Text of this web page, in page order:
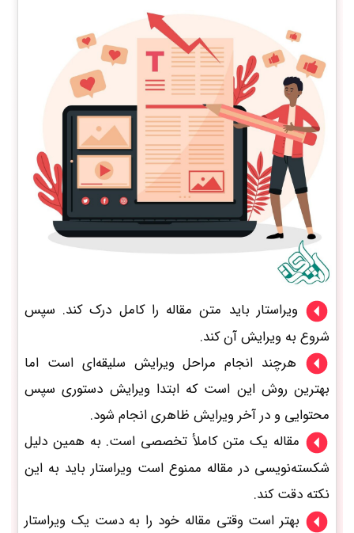
ویراستار باید متن مقاله را کامل درک کند. سپس
شروع به ویرایش آن کند.
هرچند انجام مراحل ویرایش سلیقه‌ای است اما
بهترین روش این است که ابتدا ویرایش دستوری سپس
محتوایی و در آخر ویرایش ظاهری انجام شود.
مقاله یک متن کاملأ تخصصی است. به همین دلیل
شکسته‌نویسی در مقاله ممنوع است ویراستار باید به این
نکته دقت کند.
بهتر است وقتی مقاله خود را به دست یک ویراستار